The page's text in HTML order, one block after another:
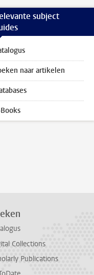
subject
naar artikelen
Collections
Publications